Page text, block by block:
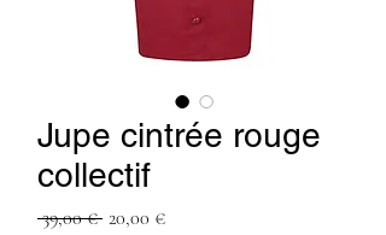
Jupe cintrée rouge
collectif
39,00 € Prix
20,00 €Prix